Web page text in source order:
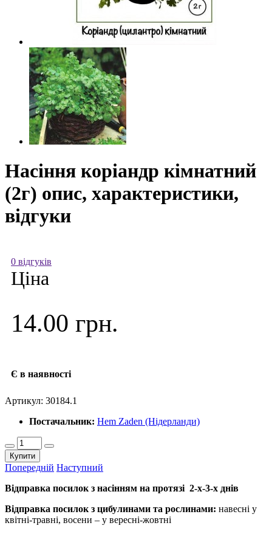
Насіння коріандр кімнатний
(2г) опис, характеристики,
відгуки
0 відгуків
Ціна
14.00 грн.
Є в наявності
Артикул: 30184.1
Постачальник: Hem Zaden (Нідерланди)
Купити
Попередній Наступний
Відправка посилок з насінням на протязі 2-х-3-х днів
Відправка посилок з цибулинами та рослинами: навесні у
квітні-травні, восени – у вересні-жовтні